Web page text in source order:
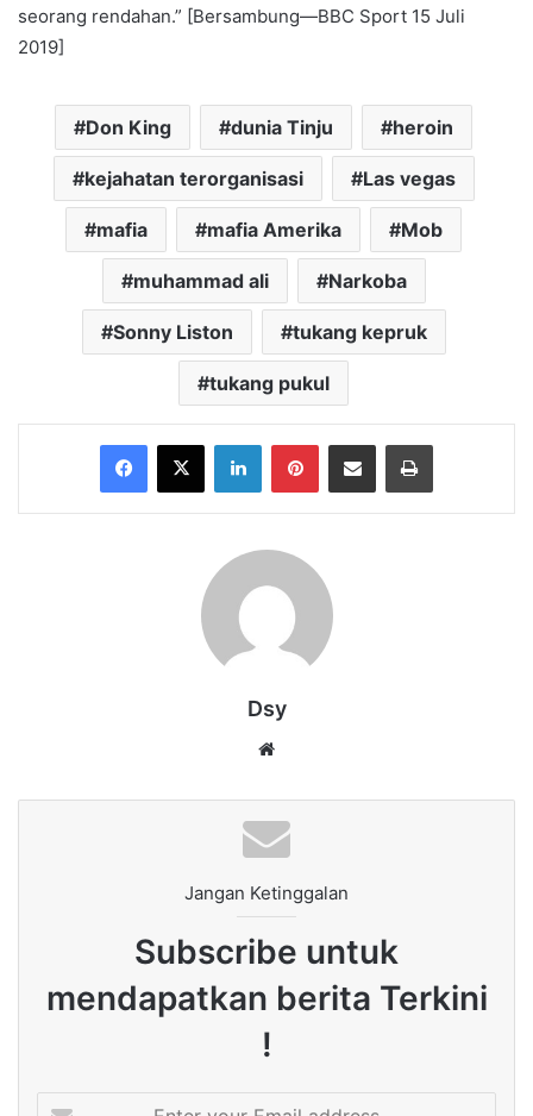
seorang rendahan.” [Bersambung—BBC Sport 15 Juli
2019]
Don King dunia Tinju heroin
kejahatan terorganisasi Las vegas
mafia mafia Amerika Mob
muhammad ali Narkoba
Sonny Liston tukang kepruk
tukang pukul
Facebook
X LinkedInPinterestShare via Email Print
Dsy
Jangan Ketinggalan
Subscribe untuk
mendapatkan berita Terkini
!